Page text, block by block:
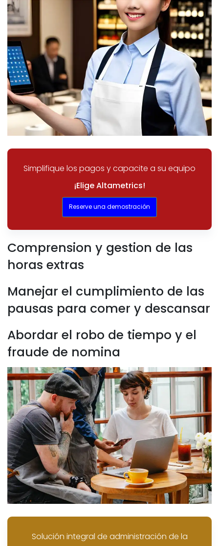
Simplifique los pagos y capacite a su equipo
¡Elige Altametrics!
Reserve una demostración
Comprension y gestion de las
horas extras
Manejar el cumplimiento de las
pausas para comer y descansar
Abordar el robo de tiempo y el
fraude de nomina
Solución integral de administración de la